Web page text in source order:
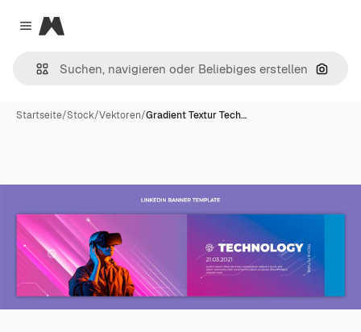
Close menu
Magnific
Nach
Startseite/Stock/Vektoren/Gradient Textur Tech…